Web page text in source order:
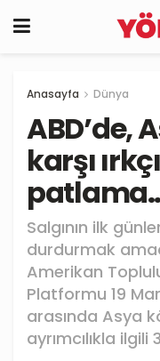
Anasayfa Dünya
ABD’de,
karşı
Salgının ilk
durdurmak
Amerikan
Platformu 19
arasında Asya
ayrımcılıkla